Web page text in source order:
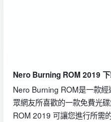
Nero Burning ROM 2019
Nero Burning ROM是一款
眾網友所喜歡的一款免費光
ROM 2019 可讓您進行所需